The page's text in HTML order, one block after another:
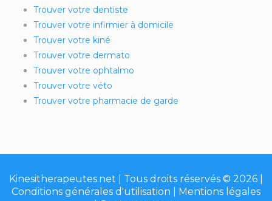
Trouver votre dentiste
Trouver votre infirmier à domicile
Trouver votre kiné
Trouver votre dermato
Trouver votre ophtalmo
Trouver votre véto
Trouver votre pharmacie de garde
Kinesitherapeutes.net | Tous droits réservés © 2026 |
Conditions générales d'utilisation
Mentions légales